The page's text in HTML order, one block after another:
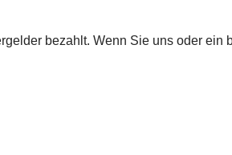
bezahlt. Wenn Sie uns oder ein